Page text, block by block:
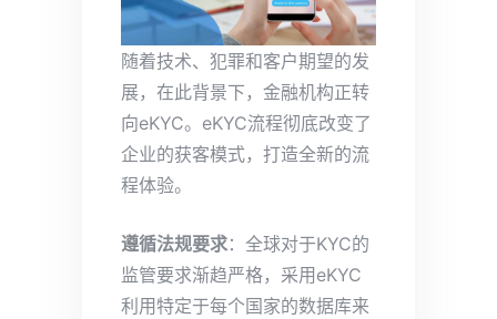
随着技术、犯罪和客户期望的发
展，在此背景下，金融机构正转
向eKYC。eKYC流程彻底改变了
企业的获客模式，打造全新的流
程体验。
遵循法规要求：全球对于KYC的
监管要求渐趋严格，采用eKYC
利用特定于每个国家的数据库来